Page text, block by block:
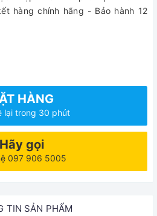
hàng chính hãng - Bảo hành 12
HÀNG
lại trong 30 phút
Hãy gọi
097 906 5005
TIN SẢN PHẨM